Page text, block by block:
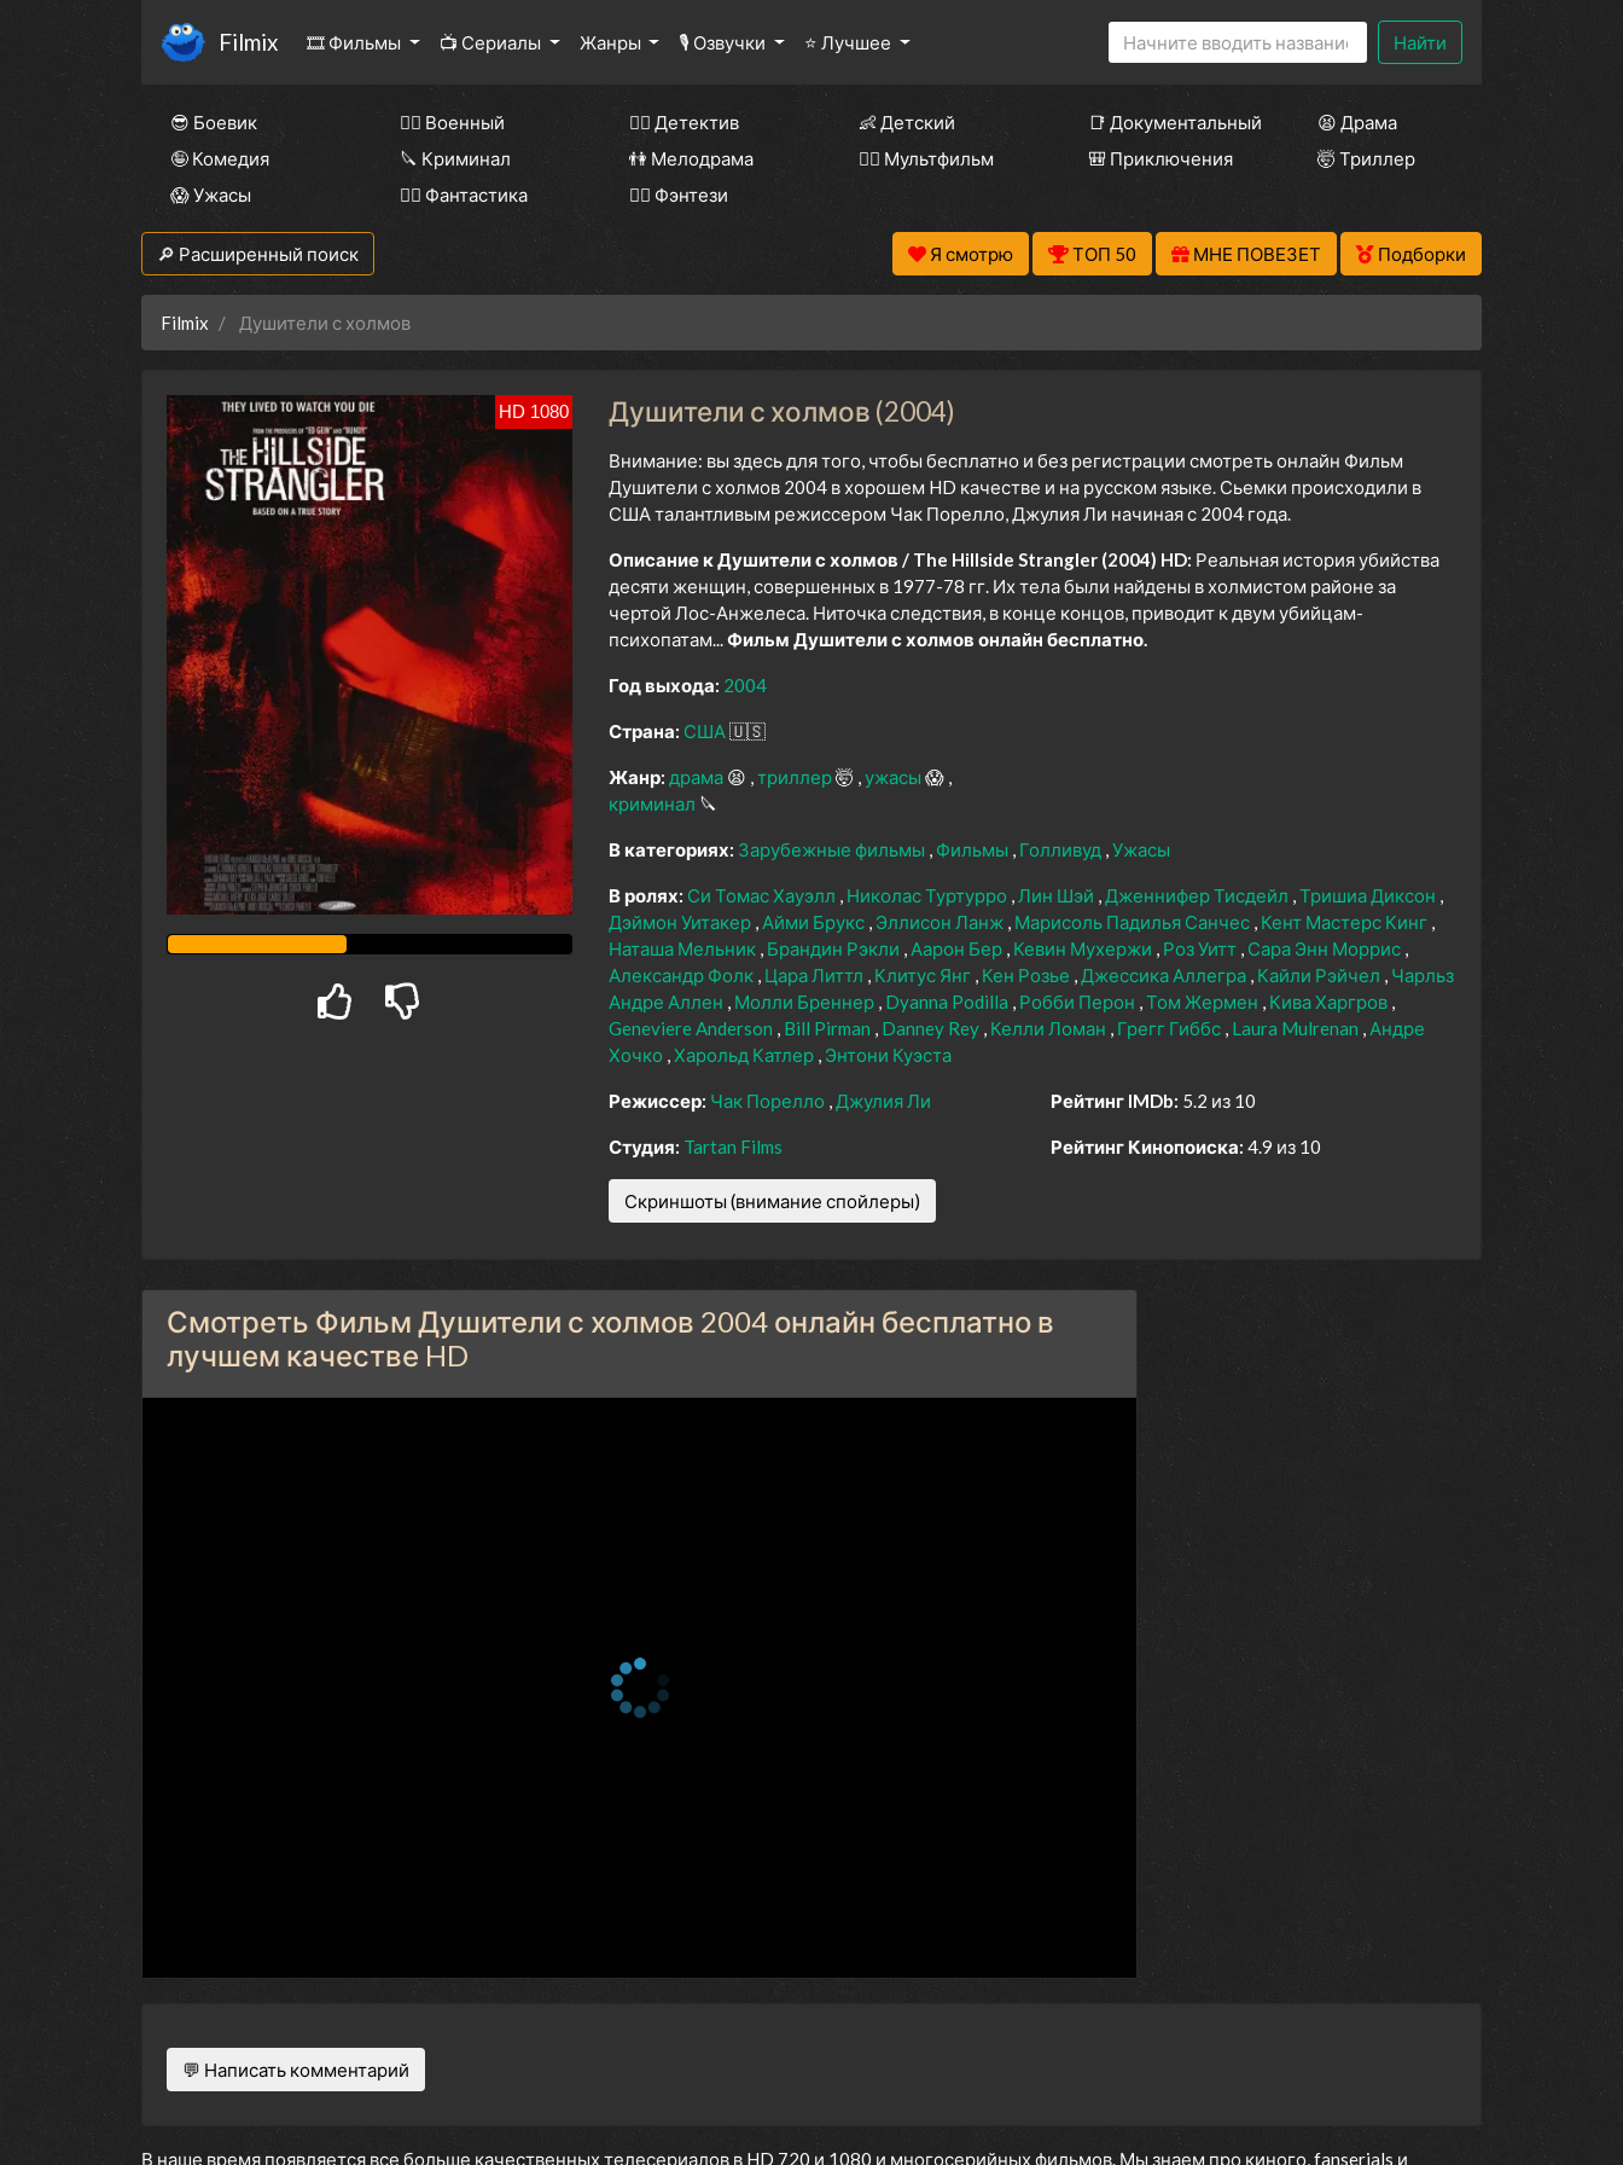
Filmix 🎞 Фильмы 📺 Сериалы Жанры 🎙 Озвучки ⭐ Лучшее Найти
😎 Боевик 👨‍✈️ Военный 🕵️‍♂️ Детектив 👶 Детский 📑 Документальный
😫 Драма
🤪 Комедия
🔪 Криминал 👫 Мелодрама 🧚‍♀️ Мультфильм 🎒 Приключения
🤯 Триллер
😱 Ужасы
🧙‍♀️ Фантастика 🧝‍♂️ Фэнтези
🔎 Расширенный поиск Я смотрю ТОП 50 МНЕ ПОВЕЗЕТ Подборки
Filmix Душители с холмов
HD 1080 Душители с холмов (2004)
Внимание: вы здесь для того, чтобы бесплатно и без регистрации смотреть онлайн Фильм
Душители с холмов 2004 в хорошем HD качестве и на русском языке. Сьемки происходили в
США талантливым режиссером Чак Порелло, Джулия Ли начиная с 2004 года.
Описание к Душители с холмов / The Hillside Strangler (2004) HD: Реальная история убийства
десяти женщин, совершенных в 1977-78 гг. Их тела были найдены в холмистом районе за
чертой Лос-Анжелеса. Ниточка следствия, в конце концов, приводит к двум убийцам-
психопатам...Фильм Душители с холмов онлайн бесплатно.
Год выхода: 2004
Страна: США🇺🇸
Жанр: драма 😫 триллер🤯 ужасы 😱
криминал 🔪
В категориях: Зарубежные фильмы Фильмы Голливуд Ужасы
В ролях: Си Томас Хауэлл Николас Туртурро Лин Шэй Дженнифер Тисдейл Тришиа Диксон
Дэймон Уитакер Айми Брукс Эллисон Ланж Марисоль Падилья Санчес Кент Мастерс Кинг
Наташа Мельник Брандин Рэкли Аарон Бер Кевин Мухержи Роз Уитт Сара Энн Моррис
Александр Фолк Цара Литтл Клитус Янг Кен Розье Джессика Аллегра Кайли Рэйчел
Чарльз
Андре Аллен
Молли Бреннер Dyanna Podilla Робби Перон Том Жермен
Кива Харгров
Geneviere Anderson
Bill Pirman Danney Rey Келли Ломан Грегг Гиббс Laura Mulrenan
Андре
Хочко Харольд Катлер Энтони Куэста
Режиссер: Чак Порелло Джулия Ли
Студия: Tartan Films
Рейтинг IMDb: 5.2 из 10
Рейтинг Кинопоиска: 4.9 из 10
Скриншоты (внимание спойлеры)
Смотреть Фильм Душители с холмов 2004 онлайн бесплатно в
лучшем качестве HD
💬 Написать комментарий
В наше время появляется все больше качественных телесериалов в HD 720 и 1080 и многосерийных фильмов. Мы знаем про киного, fanserials и